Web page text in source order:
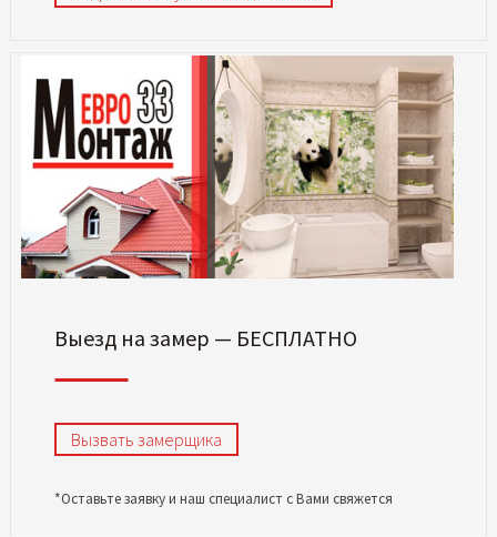
Выезд на замер — БЕСПЛАТНО
Вызвать замерщика
*Оставьте заявку и наш специалист с Вами свяжется